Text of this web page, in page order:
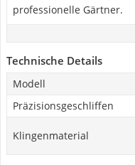
professionelle Gärtner.
Technische Details
Modell
Präzisionsgeschliffen
Klingenmaterial